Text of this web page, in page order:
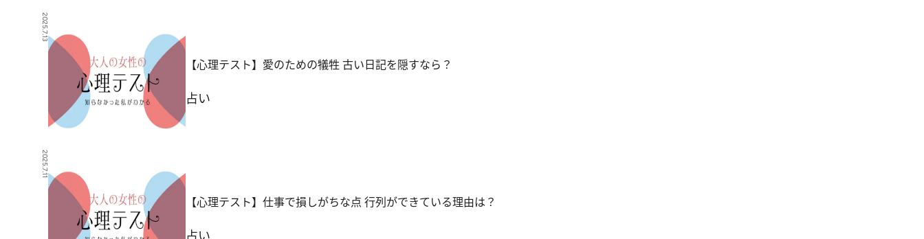
2025.7.13
【心理テスト】愛のための犠牲 古い日記を隠すなら？
占い
2025.7.11
【心理テスト】仕事で損しがちな点 行列ができている理由は？
占い